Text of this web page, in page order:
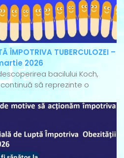
ÎMPOTRIVA TUBERCULOZEI –
2026
bacilului Koch,
să reprezinte o